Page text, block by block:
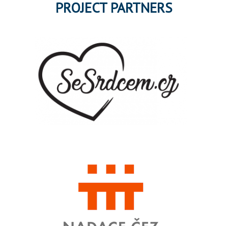
PROJECT PARTNERS